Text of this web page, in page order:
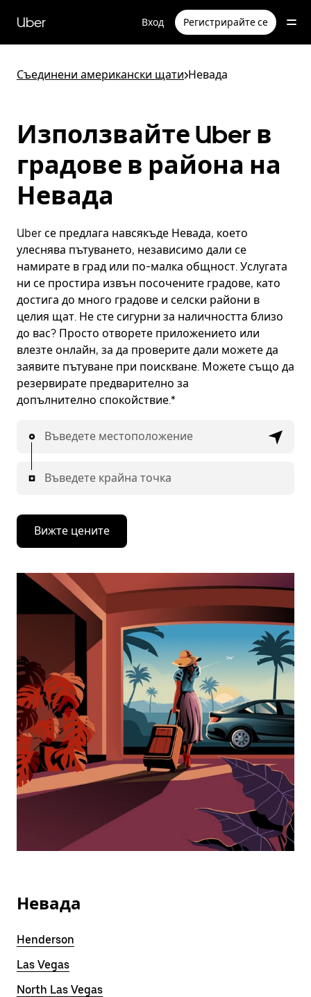
към
основното
съдържание
Uber Вход Регистрирайте се
Съединени американски щати>Невада
Използвайте Uber в
градове в района на
Невада
Uber се предлага навсякъде Невада, което
улеснява пътуването, независимо дали се
намирате в град или по-малка общност. Услугата
ни се простира извън посочените градове, като
достига до много градове и селски райони в
целия щат. Не сте сигурни за наличността близо
до вас? Просто отворете приложението или
влезте онлайн, за да проверите дали можете да
заявите пътуване при поискване. Можете също да
резервирате предварително за
допълнително спокойствие.*
Въведете местоположение
Въведете крайна точка
Вижте цените
Невада
Henderson
Las Vegas
North Las Vegas